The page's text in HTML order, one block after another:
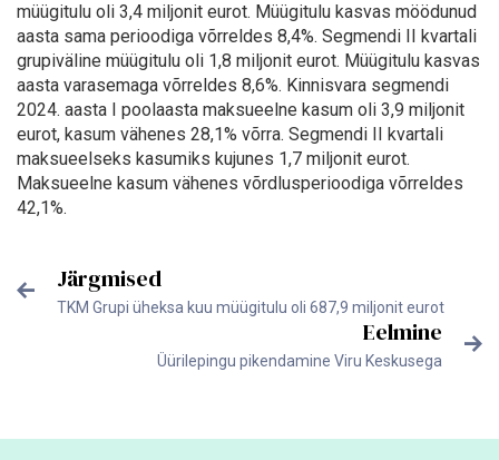
müügitulu oli 3,4 miljonit eurot. Müügitulu kasvas möödunud
aasta sama perioodiga võrreldes 8,4%. Segmendi II kvartali
grupiväline müügitulu oli 1,8 miljonit eurot. Müügitulu kasvas
aasta varasemaga võrreldes 8,6%. Kinnisvara segmendi
2024. aasta I poolaasta maksueelne kasum oli 3,9 miljonit
eurot, kasum vähenes 28,1% võrra. Segmendi II kvartali
maksueelseks kasumiks kujunes 1,7 miljonit eurot.
Maksueelne kasum vähenes võrdlusperioodiga võrreldes
42,1%.
Järgmised
TKM Grupi üheksa kuu müügitulu oli 687,9 miljonit eurot
Eelmine
Üürilepingu pikendamine Viru Keskusega